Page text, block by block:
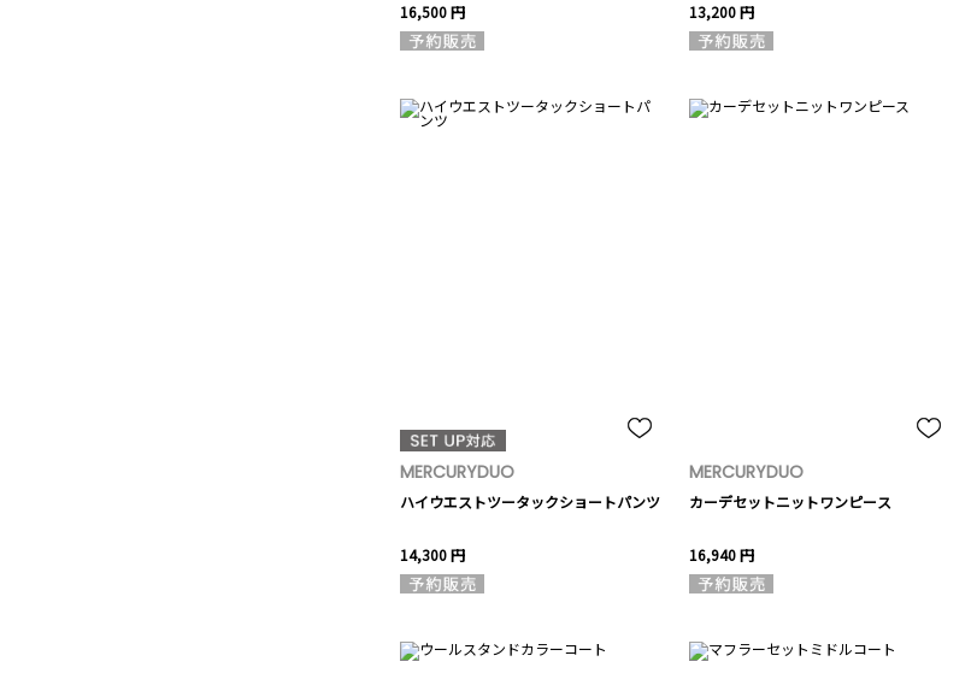
16,500 円 13,200 円
MERCURYDUO
ハイウエストツータックショートパンツ
14,300 円
MERCURYDUO
カーデセットニットワンピース
16,940 円